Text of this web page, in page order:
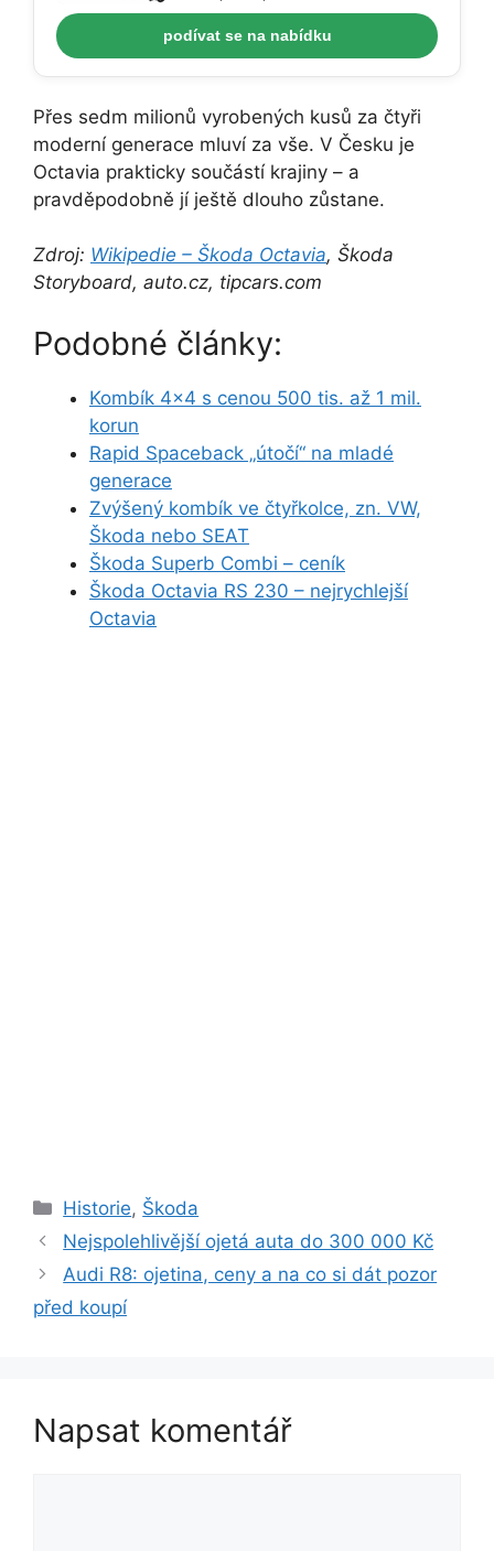
podívat se na nabídku
Přes sedm milionů vyrobených kusů za čtyři
moderní generace mluví za vše. V Česku je
Octavia prakticky součástí krajiny – a
pravděpodobně jí ještě dlouho zůstane.
Zdroj: Wikipedie – Škoda Octavia, Škoda
Storyboard, auto.cz, tipcars.com
Podobné články:
Kombík 4×4 s cenou 500 tis. až 1 mil.
korun
Rapid Spaceback „útočí“ na mladé
generace
Zvýšený kombík ve čtyřkolce, zn. VW,
Škoda nebo SEAT
Škoda Superb Combi – ceník
Škoda Octavia RS 230 – nejrychlejší
Octavia
Rubriky
Historie, Škoda
Nejspolehlivější ojetá auta do 300 000 Kč
Audi R8: ojetina, ceny a na co si dát pozor
před koupí
Napsat komentář